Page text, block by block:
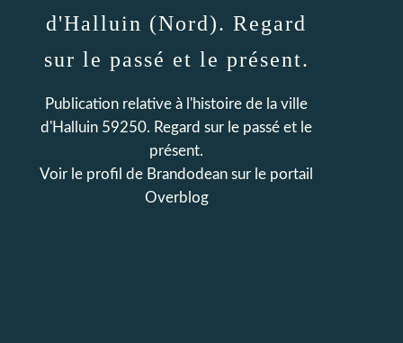
d'Halluin (Nord). Regard
sur le passé et le présent.
Publication relative à l'histoire de la ville
d'Halluin 59250. Regard sur le passé et le
présent.
Voir le profil de Brandodean sur le portail
Overblog